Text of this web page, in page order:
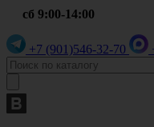
сб 9:00-14:00
+7 (901)546-32-70